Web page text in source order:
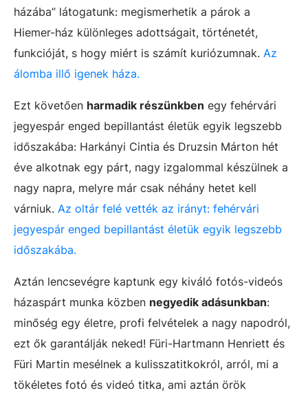
házába” látogatunk: megismerhetik a párok a
Hiemer-ház különleges adottságait, történetét,
funkcióját, s hogy miért is számít kuriózumnak. Az
álomba illő igenek háza.
Ezt követően harmadik részünkben egy fehérvári
jegyespár enged bepillantást életük egyik legszebb
időszakába: Harkányi Cintia és Druzsin Márton hét
éve alkotnak egy párt, nagy izgalommal készülnek a
nagy napra, melyre már csak néhány hetet kell
várniuk. Az oltár felé vették az irányt: fehérvári
jegyespár enged bepillantást életük egyik legszebb
időszakába.
Aztán lencsevégre kaptunk egy kiváló fotós-videós
házaspárt munka közben negyedik adásunkban:
minőség egy életre, profi felvételek a nagy napodról,
ezt ők garantálják neked! Füri-Hartmann Henriett és
Füri Martin mesélnek a kulisszatitkokról, arról, mi a
tökéletes fotó és videó titka, ami aztán örök